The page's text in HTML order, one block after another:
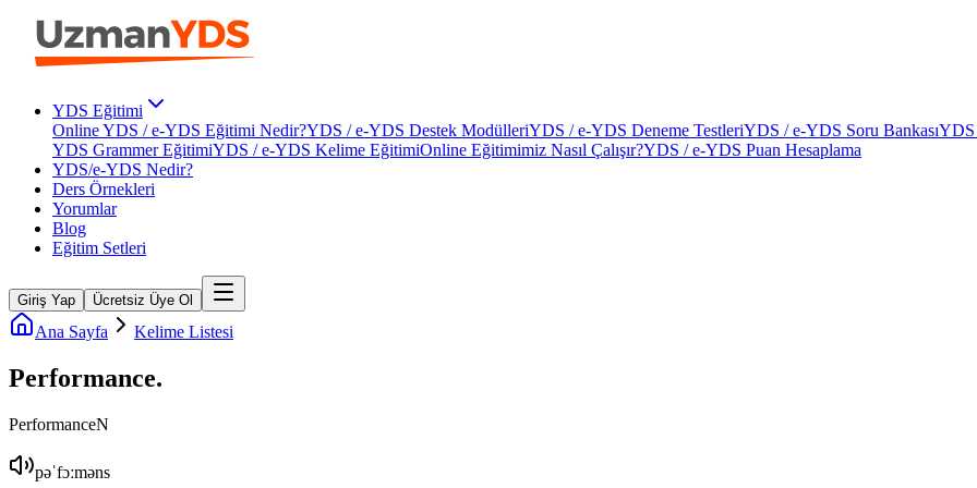
YDS Eğitimi
Online YDS / e-YDS Eğitimi Nedir?YDS / e-YDS Destek ModülleriYDS / e-YDS Deneme TestleriYDS / e-YDS Soru BankasıYDS
YDS Grammer EğitimiYDS / e-YDS Kelime EğitimiOnline Eğitimimiz Nasıl Çalışır?YDS / e-YDS Puan Hesaplama
YDS/e-YDS Nedir?
Ders Örnekleri
Yorumlar
Blog
Eğitim Setleri
Giriş Yap Ücretsiz Üye Ol
Ana Sayfa Kelime Listesi
Performance.
PerformanceN
pəˈfɔːməns